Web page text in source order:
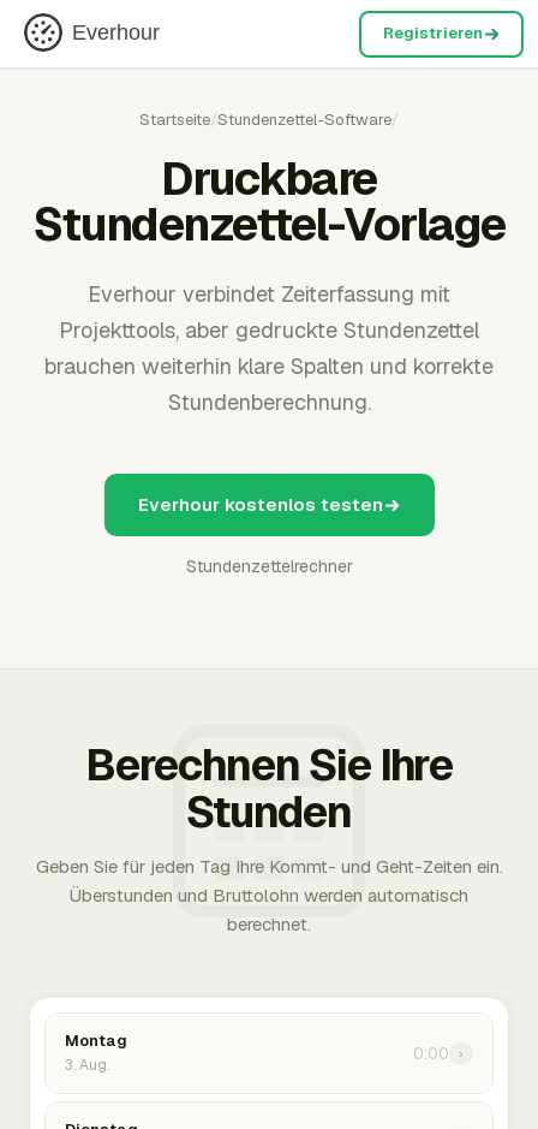
Everhour Registrieren
Startseite/Stundenzettel-Software/
Druckbare
Stundenzettel-Vorlage
Everhour verbindet Zeiterfassung mit
Projekttools, aber gedruckte Stundenzettel
brauchen weiterhin klare Spalten und korrekte
Stundenberechnung.
Everhour kostenlos testen
Stundenzettelrechner
Berechnen Sie Ihre
Stunden
Geben Sie für jeden Tag Ihre Kommt- und Geht-Zeiten ein.
Überstunden und Bruttolohn werden automatisch
berechnet.
Montag
3. Aug.
0:00 ›